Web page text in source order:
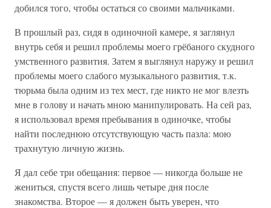
добился того, чтобы остаться со своими мальчиками.
В прошлый раз, сидя в одиночной камере, я заглянул
внутрь себя и решил проблемы моего грёбаного скудного
умственного развития. Затем я выглянул наружу и решил
проблемы моего слабого музыкального развития, т.к.
тюрьма была одним из тех мест, где никто не мог влезть
мне в голову и начать мною манипулировать. На сей раз,
я использовал время пребывания в одиночке, чтобы
найти последнюю отсутствующую часть пазла: мою
трахнутую личную жизнь.
Я дал себе три обещания: первое — никогда больше не
жениться, спустя всего лишь четыре дня после
знакомства. Второе — я должен быть уверен, что